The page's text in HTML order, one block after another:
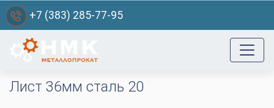
+7 (383) 285-77-95
Лист 36мм сталь 20